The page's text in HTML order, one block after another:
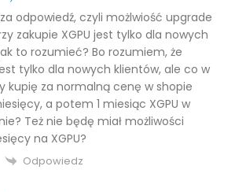
odpowiedź, czyli możlwiość upgrade
zakupie XGPU jest tylko dla nowych
to rozumieć? Bo rozumiem, że
jest tylko dla nowych klientów, ale co w
kupię za normalną cenę w shopie
a potem 1 miesiąc XGPU w
Też nie będę miał możliwości
na XGPU?
Odpowiedz